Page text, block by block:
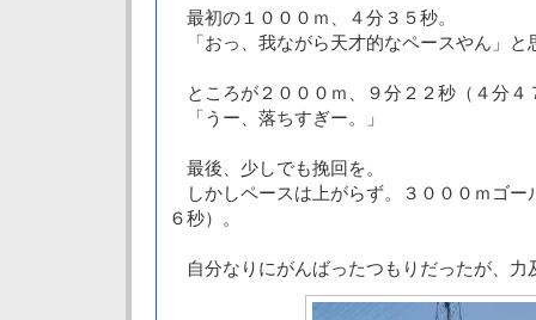
最初の１０００ｍ、４分３５秒。
「おっ、我ながら天才的なペースやん」と
ところが２０００ｍ、９分２２秒（４分４
「うー、落ちすぎー。」
最後、少しでも挽回を。
しかしペースは上がらず。３０００ｍゴー
６秒）。
自分なりにがんばったつもりだったが、力